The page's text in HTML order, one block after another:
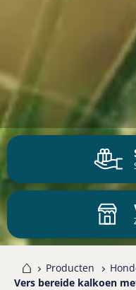
Producten
Vers bereide kalkoen